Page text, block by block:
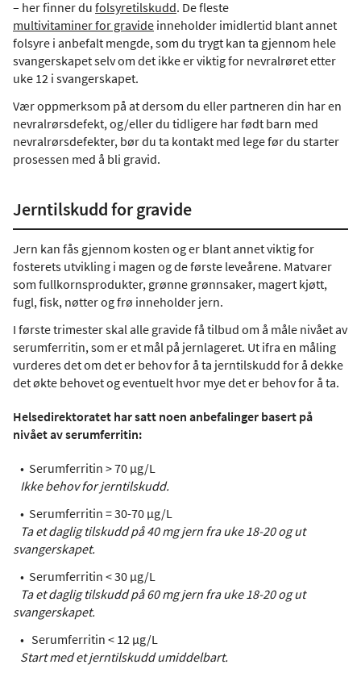
– her finner du folsyretilskudd. De fleste
multivitaminer for gravide inneholder imidlertid blant annet
folsyre i anbefalt mengde, som du trygt kan ta gjennom hele
svangerskapet selv om det ikke er viktig for nevralrøret etter
uke 12 i svangerskapet.
Vær oppmerksom på at dersom du eller partneren din har en
nevralrørsdefekt, og/eller du tidligere har født barn med
nevralrørsdefekter, bør du ta kontakt med lege før du starter
prosessen med å bli gravid.
Jerntilskudd for gravide
Jern kan fås gjennom kosten og er blant annet viktig for
fosterets utvikling i magen og de første leveårene. Matvarer
som fullkornsprodukter, grønne grønnsaker, magert kjøtt,
fugl, fisk, nøtter og frø inneholder jern.
I første trimester skal alle gravide få tilbud om å måle nivået av
serumferritin, som er et mål på jernlageret. Ut ifra en måling
vurderes det om det er behov for å ta jerntilskudd for å dekke
det økte behovet og eventuelt hvor mye det er behov for å ta.
Helsedirektoratet har satt noen anbefalinger basert på
nivået av serumferritin:
• Serumferritin > 70 µg/L
Ikke behov for jerntilskudd.
• Serumferritin = 30-70 µg/L
Ta et daglig tilskudd på 40 mg jern fra uke 18-20 og ut
svangerskapet.
• Serumferritin < 30 µg/L
Ta et daglig tilskudd på 60 mg jern fra uke 18-20 og ut
svangerskapet.
• Serumferritin < 12 µg/L
Start med et jerntilskudd umiddelbart.